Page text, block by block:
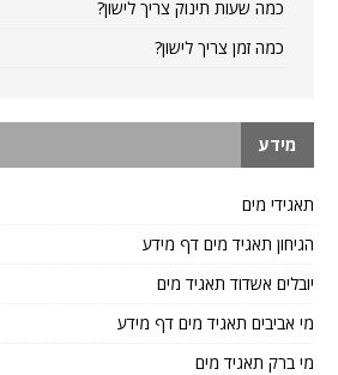
כמה שעות תינוק צריך לישון?
כמה זמן צריך לישון?
מידע
תאגידי מים
הגיחון תאגיד מים דף מידע
יובלים אשדוד תאגיד מים
מי אביבים תאגיד מים דף מידע
מי ברק תאגיד מים